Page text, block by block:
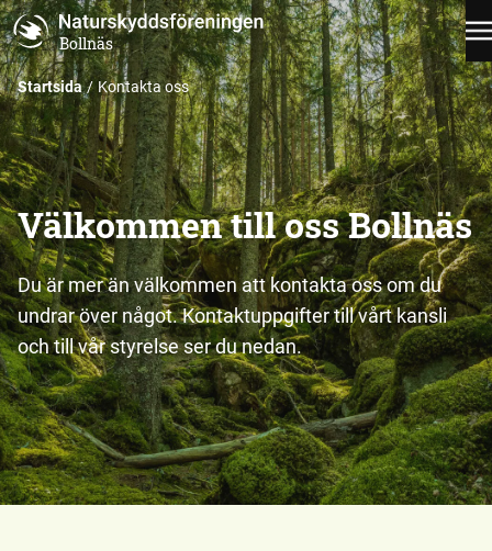
Bollnäs
Startsida Kontakta oss
Välkommen till oss Bollnäs
Du är mer än välkommen att kontakta oss om du
undrar över något. Kontaktuppgifter till vårt kansli
och till vår styrelse ser du nedan.